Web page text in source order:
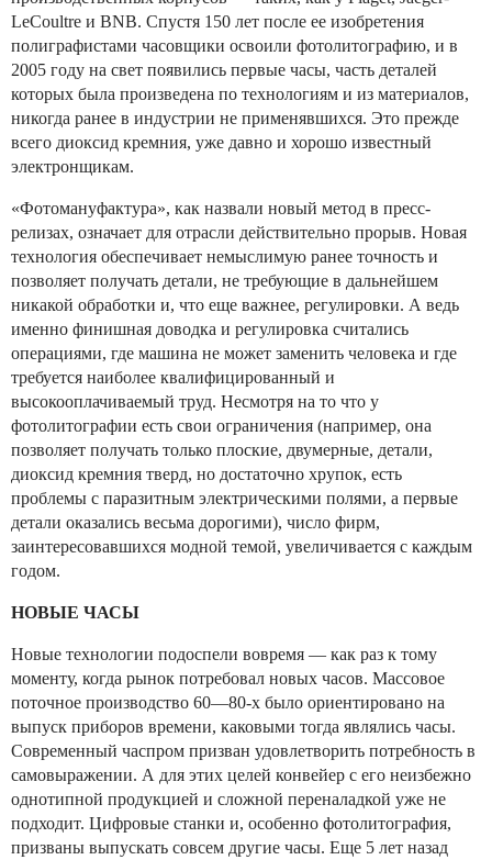
LeCoultre и BNB. Спустя 150 лет после ее изобретения
полиграфистами часовщики освоили фотолитографию, и в
2005 году на свет появились первые часы, часть деталей
которых была произведена по технологиям и из материалов,
никогда ранее в индустрии не применявшихся. Это прежде
всего диоксид кремния, уже давно и хорошо известный
электронщикам.
«Фотомануфактура», как назвали новый метод в пресс-
релизах, означает для отрасли действительно прорыв. Новая
технология обеспечивает немыслимую ранее точность и
позволяет получать детали, не требующие в дальнейшем
никакой обработки и, что еще важнее, регулировки. А ведь
именно финишная доводка и регулировка считались
операциями, где машина не может заменить человека и где
требуется наиболее квалифицированный и
высокооплачиваемый труд. Несмотря на то что у
фотолитографии есть свои ограничения (например, она
позволяет получать только плоские, двумерные, детали,
диоксид кремния тверд, но достаточно хрупок, есть
проблемы с паразитным электрическими полями, а первые
детали оказались весьма дорогими), число фирм,
заинтересовавшихся модной темой, увеличивается с каждым
годом.
НОВЫЕ ЧАСЫ
Новые технологии подоспели вовремя — как раз к тому
моменту, когда рынок потребовал новых часов. Массовое
поточное производство 60—80-х было ориентировано на
выпуск приборов времени, каковыми тогда являлись часы.
Современный часпром призван удовлетворить потребность в
самовыражении. А для этих целей конвейер с его неизбежно
однотипной продукцией и сложной переналадкой уже не
подходит. Цифровые станки и, особенно фотолитография,
призваны выпускать совсем другие часы. Еще 5 лет назад